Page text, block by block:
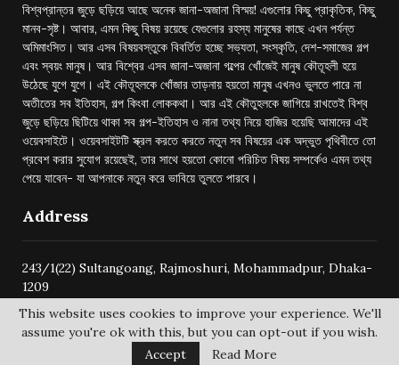
বিশ্বপ্রান্তর জুড়ে ছড়িয়ে আছে অনেক জানা-অজানা বিস্ময়! এগুলোর কিছু প্রাকৃতিক, কিছু
মানব-সৃষ্ট। আবার, এমন কিছু বিষয় রয়েছে যেগুলোর রহস্য মানুষের কাছে এখন পর্যন্ত
অমিমাংসিত। আর এসব বিষয়বস্তুকে বিবর্তিত হচ্ছে সভ্যতা, সংস্কৃতি, দেশ-সমাজের গল্প
এবং স্বয়ং মানুষ। আর বিশ্বের এসব জানা-অজানা গল্পের খোঁজেই মানুষ কৌতূহলী হয়ে
উঠেছে যুগে যুগে। এই কৌতূহলকে খোঁজার তাড়নায় হয়তো মানুষ এখনও ভুলতে পারে না
অতীতের সব ইতিহাস, গল্প কিংবা লোককথা। আর এই কৌতুহলকে জাগিয়ে রাখতেই বিশ্ব
জুড়ে ছড়িয়ে ছিটিয়ে থাকা সব গল্প-ইতিহাস ও নানা তথ্য নিয়ে হাজির হয়েছি আমাদের এই
ওয়েবসাইটে। ওয়েবসাইটটি স্ক্রল করতে করতে নতুন সব বিষয়ের এক অদ্ভুত পৃথিবীতে তো
প্রবেশ করার সুযোগ রয়েছেই, তার সাথে হয়তো কোনো পরিচিত বিষয় সম্পর্কেও এমন তথ্য
পেয়ে যাবেন- যা আপনাকে নতুন করে ভাবিয়ে তুলতে পারবে।
Address
243/1(22) Sultangoang, Rajmoshuri, Mohammadpur, Dhaka-
1209
bishwoprantore.comAll Right Reserved.
This website uses cookies to improve your experience. We'll
assume you're ok with this, but you can opt-out if you wish.
Accept
Read More